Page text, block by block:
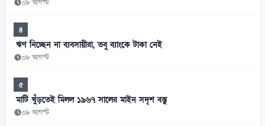
০৮ আগস্ট
৪
ঋণ নিচ্ছেন না ব্যবসায়ীরা, তবু ব্যাংকে টাকা নেই
০৮ আগস্ট
৫
মাটি খুঁড়তেই মিলল ১৯৬৭ সালের মাইন সদৃশ বস্তু
০৮ আগস্ট